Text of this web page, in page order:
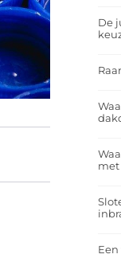
De
met